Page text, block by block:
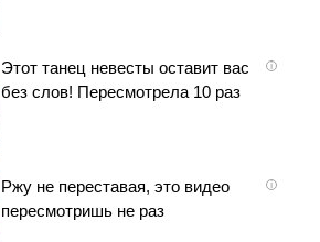
i
Этот танец невесты оставит вас
без слов! Пересмотрела 10 раз
i
Ржу не переставая, это видео
пересмотришь не раз